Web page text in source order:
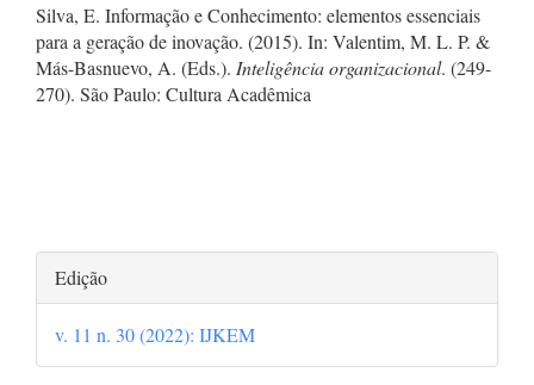
Silva, E. Informação e Conhecimento: elementos essenciais
para a geração de inovação. (2015). In: Valentim, M. L. P. &
Más-Basnuevo, A. (Eds.). Inteligência organizacional. (249-
270). São Paulo: Cultura Acadêmica
Detalhes
do
artigo
Edição
v. 11 n. 30 (2022): IJKEM